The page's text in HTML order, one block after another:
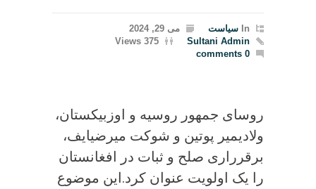
In سیاست
می 29, 2024
Sultani Admin
375 Views
0 comments
روسای جمهور روسیه و اوزبیکستان،
ولادیمیر پوتین و شوکت میرضیایف،
برقرراری صلح و ثبات در افغانستان
را یک اولویت عنوان کرد.این موضوع